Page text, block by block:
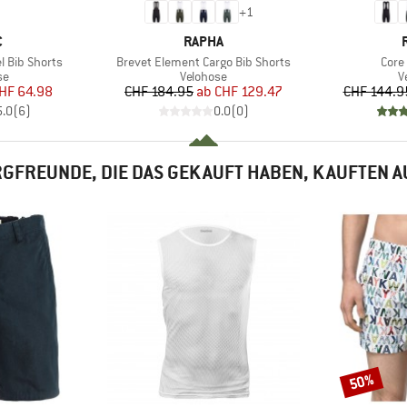
Bib Shorts
Preis
64.98
(6)
+1
MARKE
RAPHA
Artikel
Brevet Element Cargo Bib Shorts
Produktgruppe
Velohose
Preis
CHF 184.95 reduzierter Preis
ab CHF 129.47
0.0(0)
CHF
DIE DAS GEKAUFT HABEN, KAUFTEN
Rabatt
50%